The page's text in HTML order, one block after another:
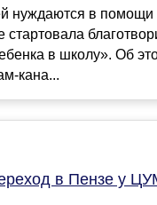
нуждаются в помощи
в школу». Об
кана...
в Пензе у